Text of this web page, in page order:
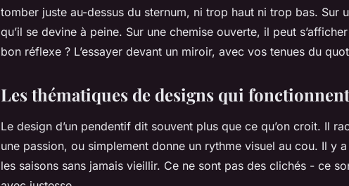
tomber juste au-dessus du sternum, ni trop haut ni trop bas. Sur
qu’il se devine à peine. Sur une chemise ouverte, il peut
bon réflexe ? L’essayer devant un miroir, avec vos tenues du
Les thématiques de designs qui fonctionnent
Le design d’un pendentif dit souvent plus que ce qu’on croit. Il
une passion, ou simplement donne un rythme visuel au cou. Il y
les saisons sans jamais vieillir. Ce ne sont pas des clichés - ce